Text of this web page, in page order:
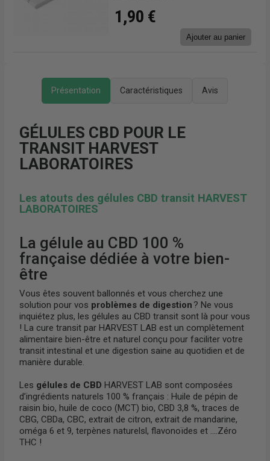
1,90 €
Ajouter au panier
Présentation Caractéristiques Avis
GÉLULES CBD POUR LE
TRANSIT HARVEST
LABORATOIRES
Les atouts des gélules CBD transit HARVEST
LABORATOIRES
La gélule au CBD 100 %
française dédiée à votre bien-
être
Vous êtes souvent ballonnés et vous cherchez une
solution pour vos problèmes de digestion ? Ne vous
inquiétez plus, les gélules au CBD transit sont là pour vous
! La cure transit par HARVEST LAB est un complètement
alimentaire bien-être et naturel conçu pour faciliter votre
transit intestinal et une digestion saine au quotidien et de
manière durable.
Les gélules de CBD HARVEST LAB sont composées
d’ingrédients naturels 100 % français : Huile de pépin de
raisin bio, huile de coco (MCT) bio, CBD 3,8 %, traces de
CBG, CBDa, CBC, extrait de citron, extrait de mandarine,
oméga 6 et 9, terpènes naturelsl, flavonoïdes et ….Zéro
THC !